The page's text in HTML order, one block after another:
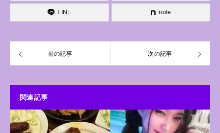
LINE note
前の記事 次の記事
関連記事